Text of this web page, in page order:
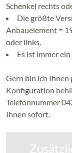
Schenkel rechts
Die größte
Anbauelement =
oder links.
Es ist immer
Gern bin ich
Konfiguration
Telefonnummer
Ihnen sofort.